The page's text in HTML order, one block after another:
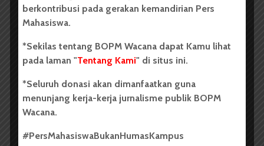
Redaksi 2 menit waktu baca
BERITA KAMPUS
Dua Mahasiswa Sastra Indonesia
USU Raih Juara di Festival Literasi
Sumatra Utara 2026
berkontribusi pada gerakan kemandirian Pers
Mahasiswa.
*Sekilas tentang BOPM Wacana dapat Kamu lihat
pada laman "Tentang Kami" di situs ini.
*Seluruh donasi akan dimanfaatkan guna
menunjang kerja-kerja jurnalisme publik BOPM
Wacana.
#PersMahasiswaBukanHumasKampus